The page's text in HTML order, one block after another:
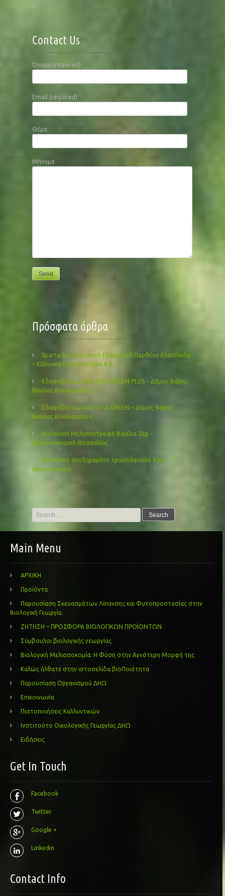
Contact Us
Όνομα (required)
Email (required)
Θέμα
Μήνυμα
Πρόσφατα άρθρα
Sparta Bio Βιολογικό Εξαιρετικό Παρθένο Ελαιόλαδο
– Ελληνικά Εκλεκτά Έλαια Α.Ε.
Εδαφοβελτιωτικό VITA GREEN PLUS – Δήμος Βάρης
Βούλας Βουλιαγμένης
Εδαφοβελτιωτικό VITA GREEN – Δήμος Βάρης
Βούλας Βουλιαγμένης
Βιολογική Μελισσοτροφή Βανίλια 2kg –
Μελισσοκομική Θεσσαλίας
Βιολογικό αποξηραμένο τριαντάφυλλο Χίου – Τ’
Αγιοργούσικα
Search
for:
Main Menu
ΑΡΧΙΚΗ
Προϊόντα
Παρουσίαση Σκευασμάτων Λίπανσης και Φυτοπροστασίας στην
Βιολογική Γεωργία
ΖΗΤΗΣΗ – ΠΡΟΣΦΟΡΑ ΒΙΟΛΟΓΙΚΩΝ ΠΡΟΪΟΝΤΩΝ
Σύμβουλοι βιολογικής γεωργίας
Βιολογική Μελισσοκομία: Η Φύση στην Αγνότερη Μορφή της
Καλώς ήλθατε στην ιστοσελίδα βιοΠοιότητα
Παρουσίαση Οργανισμού ΔΗΩ
Επικοινωνία
Πιστοποιήσεις Καλλυντικών
Ινστιτούτο Οικολογικής Γεωργίας ΔΗΩ
Ειδήσεις
Get In Touch
Facebook
Twitter
Google +
Linkedin
Contact Info